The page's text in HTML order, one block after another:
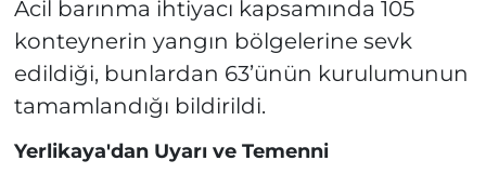
Acil barınma ihtiyacı kapsamında 105
konteynerin yangın bölgelerine sevk
edildiği, bunlardan 63’ünün kurulumunun
tamamlandığı bildirildi.
Yerlikaya'dan Uyarı ve Temenni